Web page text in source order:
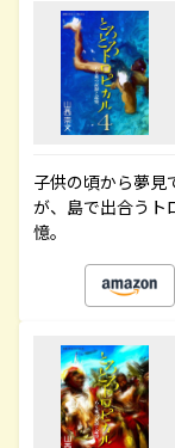
子供の頃から夢見
が、島で出合うト
憶。